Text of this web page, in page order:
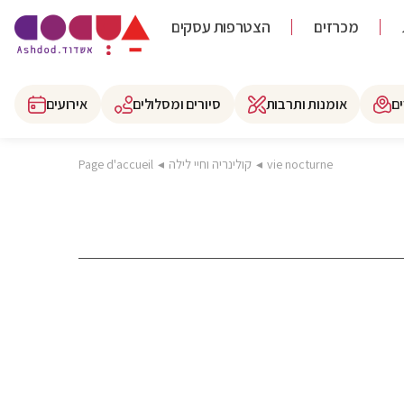
הצטרפות עסקים מכרזים
אירועים סיורים ומסלולים אומנות ותרבות
Page d'accueil ◂ קולינריה וחיי לילה ◂ vie nocturne